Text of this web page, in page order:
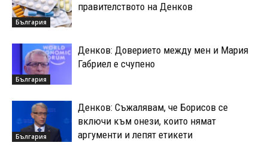
България
правителството на Денков
България
Денков: Доверието между мен и Мария
Габриел е счупено
България
Денков: Съжалявам, че Борисов се
включи към онези, които нямат
аргументи и лепят етикети